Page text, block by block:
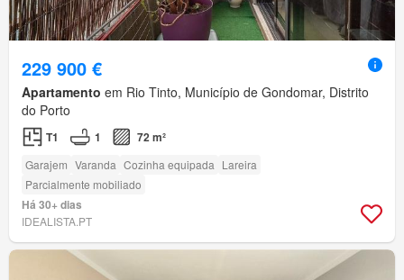
229 900 €
Apartamento em Rio Tinto, Município de Gondomar, Distrito
do Porto
T1 1 72 m²
Garajem Varanda Cozinha equipada Lareira
Parcialmente mobiliado
Há 30+ dias
IDEALISTA.PT